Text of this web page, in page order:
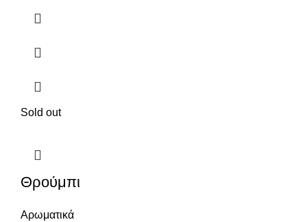
Sold out
Θρούμπι
Αρωματικά